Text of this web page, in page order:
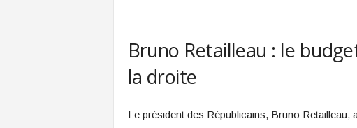
Bruno Retailleau : le
la droite
Le président des Républicains, Bruno